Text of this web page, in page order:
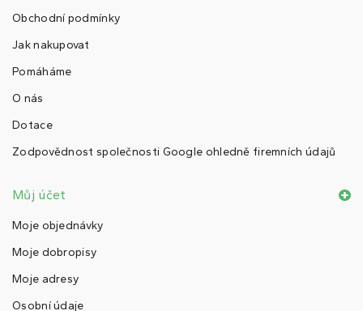
Obchodní podmínky
Jak nakupovat
Pomáháme
O nás
Dotace
Zodpovědnost společnosti Google ohledně firemních údajů
Můj účet
Moje objednávky
Moje dobropisy
Moje adresy
Osobní údaje